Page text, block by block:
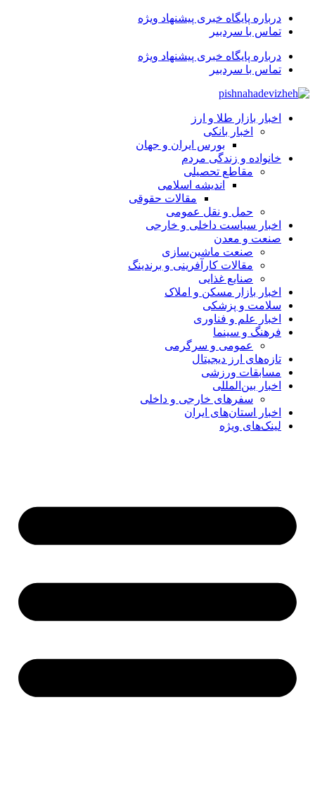
درباره پایگاه خبری پیشنهاد ویژه
تماس با سردبیر
درباره پایگاه خبری پیشنهاد ویژه
تماس با سردبیر
اخبار بازار طلا و ارز
اخبار بانکی
بورس ایران و جهان
خانواده و زندگی مردم
مقاطع تحصیلی
اندیشه اسلامی
مقالات حقوقی
حمل و نقل عمومی
اخبار سیاست داخلی و خارجی
صنعت و معدن
صنعت ماشین‌سازی
مقالات کارآفرینی و برندینگ
صنایع غذایی
اخبار بازار مسکن و املاک
سلامت و پزشکی
اخبار علم و فناوری
فرهنگ و سینما
عمومی و سرگرمی
تازه‌های ارز دیجیتال
مسابقات ورزشی
اخبار بین‌المللی
سفرهای خارجی و داخلی
اخبار استان‌های ایران
لینک‌های ویژه